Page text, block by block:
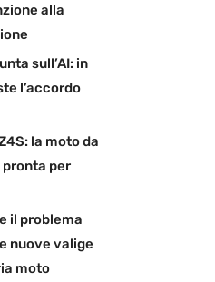
alla
sull’AI: in
l’accordo
la moto da
per
il problema
nuove valige
moto